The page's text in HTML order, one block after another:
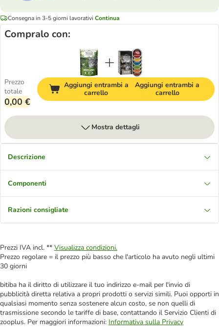
Consegna in 3-5 giorni lavorativi Continua
Compralo con:
Prezzo
totale
0,00 €
Aggiungi entrambi a
carrello
Aggiungi entrambi a
carrello
Mostra dettagli
Descrizione
Componenti
Razioni consigliate
Prezzi IVA incl. ** Visualizza condizioni.
Prezzo regolare = il prezzo più basso che l'articolo ha avuto negli ultimi
30 giorni
bitiba ha il diritto di utilizzare il tuo indirizzo e-mail per l'invio di
pubblicità diretta relativa a propri prodotti o servizi simili. Puoi opporti in
qualsiasi momento senza sostenere alcun costo, se non quelli di
trasmissione secondo le tariffe di base, contattando il Servizio Clienti di
zooplus. Per maggiori informazioni: Informativa sulla Privacy